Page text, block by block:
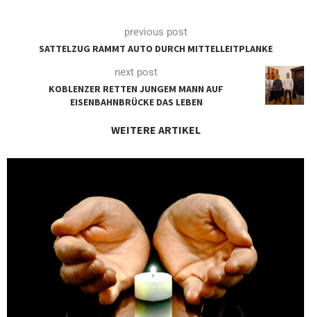
previous post
SATTELZUG RAMMT AUTO DURCH MITTELLEITPLANKE
next post
KOBLENZER RETTEN JUNGEM MANN AUF
EISENBAHNBRÜCKE DAS LEBEN
WEITERE ARTIKEL